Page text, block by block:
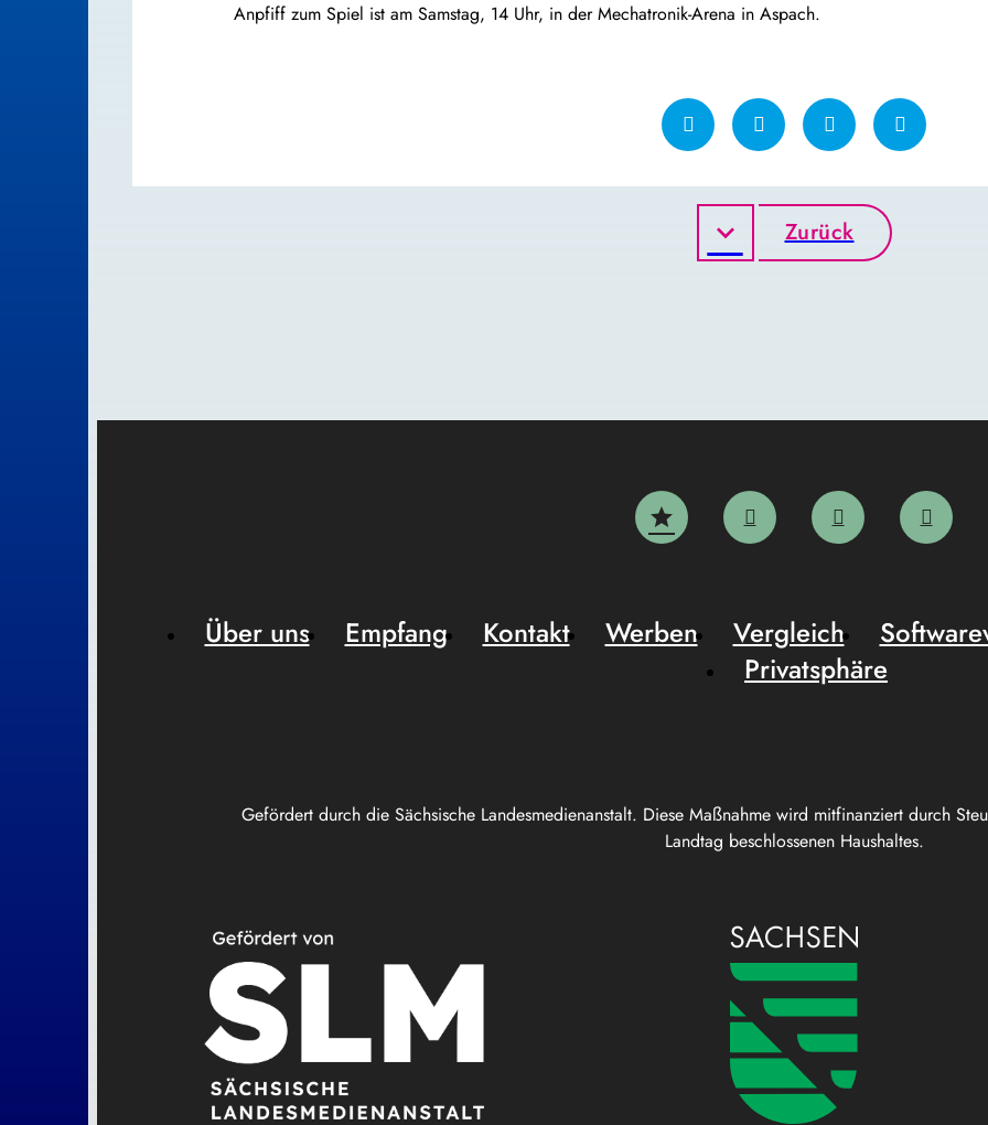
Anpfiff zum Spiel ist am Samstag, 14 Uhr, in der Mechatronik-Arena in Aspach.
Zurück
Gefördert durch die Sächsische Landesmedienanstalt. Diese Maßnahme wird mitfinanziert durch
Landtag beschlossenen Haushaltes.
Über uns Empfang Kontakt Werben Vergleich
Privatsphäre